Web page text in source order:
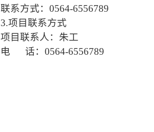
联系方式：0564-6556789
3.项目联系方式
项目联系人：朱工
电
话：0564-6556789